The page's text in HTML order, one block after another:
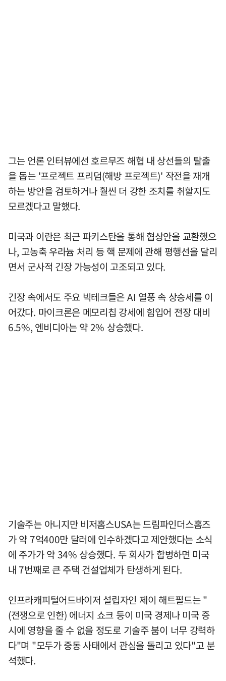
그는 언론 인터뷰에선 호르무즈 해협 내 상선들의 탈출
을 돕는 '프로젝트 프리덤(해방 프로젝트)' 작전을 재개
하는 방안을 검토하거나 훨씬 더 강한 조치를 취할지도
모르겠다고 말했다.
미국과 이란은 최근 파키스탄을 통해 협상안을 교환했으
나, 고농축 우라늄 처리 등 핵 문제에 관해 평행선을 달리
면서 군사적 긴장 가능성이 고조되고 있다.
긴장 속에서도 주요 빅테크들은 AI 열풍 속 상승세를 이
어갔다. 마이크론은 메모리칩 강세에 힘입어 전장 대비
6.5%, 엔비디아는 약 2% 상승했다.
기술주는 아니지만 비저홈스USA는 드림파인더스홈즈
가 약 7억400만 달러에 인수하겠다고 제안했다는 소식
에 주가가 약 34% 상승했다. 두 회사가 합병하면 미국
내 7번째로 큰 주택 건설업체가 탄생하게 된다.
인프라캐피털어드바이저 설립자인 제이 해트필드는 "
(전쟁으로 인한) 에너지 쇼크 등이 미국 경제나 미국 증
시에 영향을 줄 수 없을 정도로 기술주 붐이 너무 강력하
다"며 "모두가 중동 사태에서 관심을 돌리고 있다"고 분
석했다.